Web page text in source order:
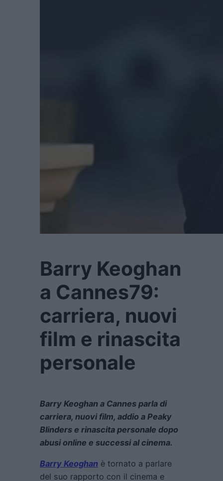
Barry Keoghan
a Cannes79:
carriera, nuovi
film e rinascita
personale
Barry Keoghan a Cannes parla di
carriera, nuovi film, addio a Peaky
Blinders e rinascita personale dopo
abusi online e successi al cinema.
Barry Keoghan è tornato a parlare
del suo rapporto con il cinema e